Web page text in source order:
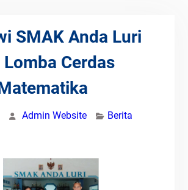
SMAK Anda Luri
Cerdas
Admin Website
Berita